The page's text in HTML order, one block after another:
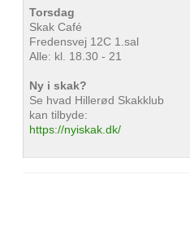
Torsdag
Skak Café
Fredensvej 12C 1.sal
Alle: kl. 18.30 - 21
Ny i skak?
Se hvad Hillerød Skakklub
kan tilbyde:
https://nyiskak.dk/